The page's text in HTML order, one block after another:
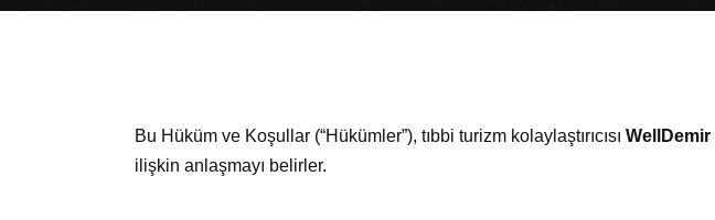
Bu Hüküm ve Koşullar (“Hükümler”), tıbbi turizm kolaylaştırıcısı WellDemir
ilişkin anlaşmayı belirler.